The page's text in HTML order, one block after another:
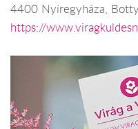
4400 Nyíregyháza,
https://